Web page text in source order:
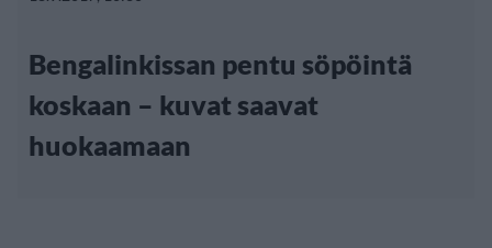
Bengalinkissan pentu söpöintä
koskaan – kuvat saavat
huokaamaan